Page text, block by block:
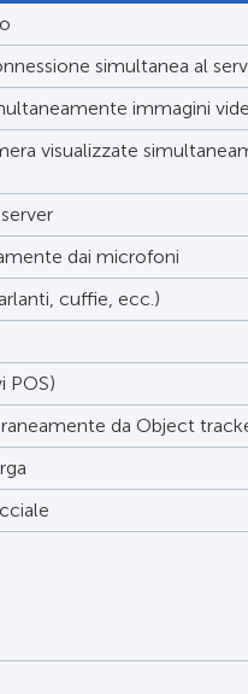
simultanea al
immagini
visualizzate
dai microfoni
cuffie, ecc.)
POS)
da Object